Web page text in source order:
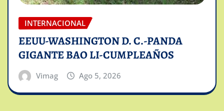
INTERNACIONAL
EEUU-WASHINGTON D. C.-PANDA
GIGANTE BAO LI-CUMPLEAÑOS
Vimag Ago 5, 2026